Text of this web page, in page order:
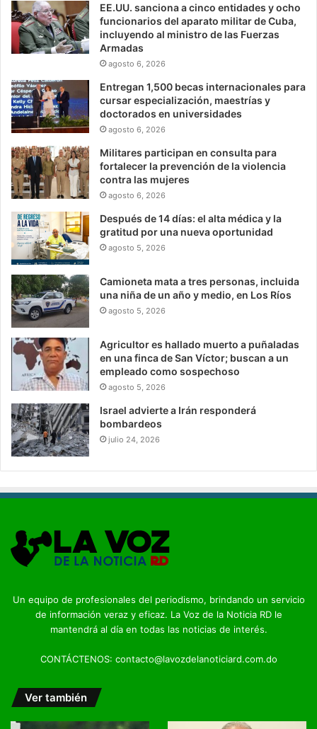
EE.UU. sanciona a cinco entidades y ocho
funcionarios del aparato militar de Cuba,
incluyendo al ministro de las Fuerzas
Armadas
agosto 6, 2026
Entregan 1,500 becas internacionales para
cursar especialización, maestrías y
doctorados en universidades
agosto 6, 2026
Militares participan en consulta para
fortalecer la prevención de la violencia
contra las mujeres
agosto 6, 2026
Después de 14 días: el alta médica y la
gratitud por una nueva oportunidad
agosto 5, 2026
Camioneta mata a tres personas, incluida
una niña de un año y medio, en Los Ríos
agosto 5, 2026
Agricultor es hallado muerto a puñaladas
en una finca de San Víctor; buscan a un
empleado como sospechoso
agosto 5, 2026
Israel advierte a Irán responderá
bombardeos
julio 24, 2026
Un equipo de profesionales del periodismo, brindando un servicio
de información veraz y eficaz. La Voz de la Noticia RD le
mantendrá al día en todas las noticias de interés.
CONTÁCTENOS: contacto@lavozdelanoticiard.com.do
Ver también